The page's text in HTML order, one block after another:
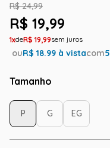
R$ 24,99
R$ 19,99
1 R$ 19,99
ouR$ 18.99 à vistacom5
Tamanho
P G EG